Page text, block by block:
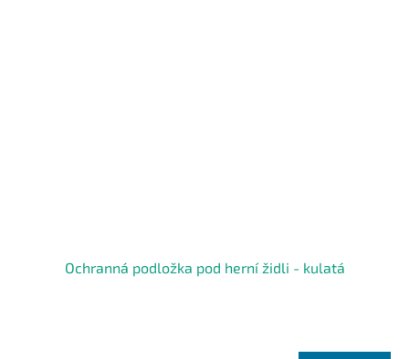
Ochranná podložka pod herní židli - kulatá